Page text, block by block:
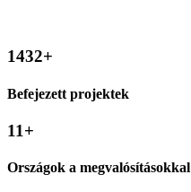
1432+
Befejezett projektek
11+
Országok a megvalósításokkal